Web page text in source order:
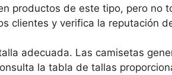
productos de este tipo, pero no
clientes y verifica la reputación
adecuada. Las camisetas
la tabla de tallas